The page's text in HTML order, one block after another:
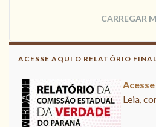
CARREGAR
ACESSE AQUI O RELATÓRIO
Leia,